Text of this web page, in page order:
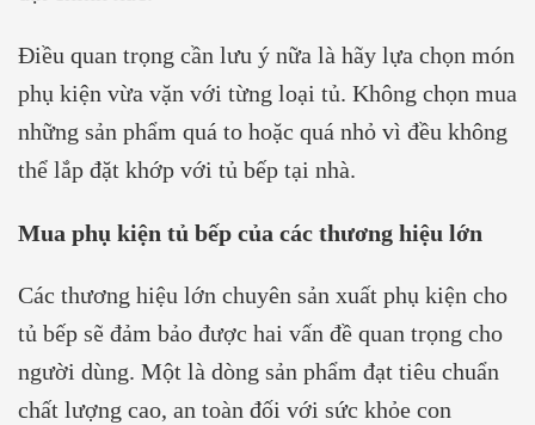
Điều quan trọng cần lưu ý nữa là hãy lựa chọn món
phụ kiện vừa vặn với từng loại tủ. Không chọn mua
những sản phẩm quá to hoặc quá nhỏ vì đều không
thể lắp đặt khớp với tủ bếp tại nhà.
Mua phụ kiện tủ bếp của các thương hiệu lớn
Các thương hiệu lớn chuyên sản xuất phụ kiện cho
tủ bếp sẽ đảm bảo được hai vấn đề quan trọng cho
người dùng. Một là dòng sản phẩm đạt tiêu chuẩn
chất lượng cao, an toàn đối với sức khỏe con